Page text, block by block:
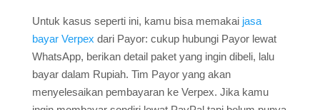
Untuk kasus seperti ini, kamu bisa memakai jasa
bayar Verpex dari Payor: cukup hubungi Payor lewat
WhatsApp, berikan detail paket yang ingin dibeli, lalu
bayar dalam Rupiah. Tim Payor yang akan
menyelesaikan pembayaran ke Verpex. Jika kamu